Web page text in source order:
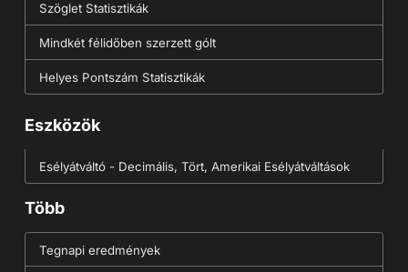
Szöglet Statisztikák
Mindkét félidőben szerzett gólt
Helyes Pontszám Statisztikák
Eszközök
Esélyátváltó - Decimális, Tört, Amerikai Esélyátváltások
Több
Tegnapi eredmények